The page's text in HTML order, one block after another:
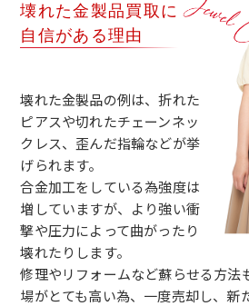
壊れた金製品買取に
自信がある理由
壊れた金製品の例は、折れた
ピアスや切れたチェーンネッ
クレス、歪んだ指輪などが挙
げられます。
合金加工をしている為強度は
増していますが、より強い衝
撃や圧力によって曲がったり
壊れたりします。
修理やリフォームなど蘇らせる方法
場がとても高い為、一度売却し、新